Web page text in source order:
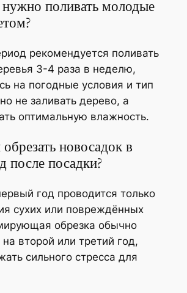
поливать молодые
рекомендуется поливать
3-4 раза в неделю,
на погодные условия и тип
не заливать дерево, а
оптимальную влажность.
новосадок в
после посадки?
год проводится только
сухих или повреждённых
обрезка обычно
второй или третий год,
сильного стресса для